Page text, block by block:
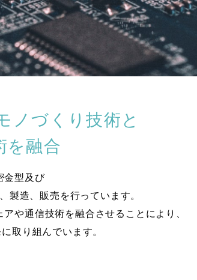
ノづくり技術と
を融合
金型及び
製造、販売を行っています。
アや通信技術を融合させることにより、
取り組んでいます。